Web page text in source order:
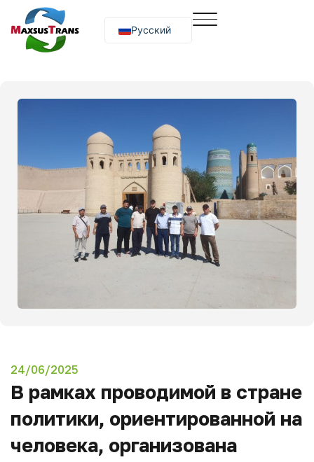
Русский
O‘zbekcha
24/06/2025
В рамках проводимой в стране
политики, ориентированной на
человека, организована